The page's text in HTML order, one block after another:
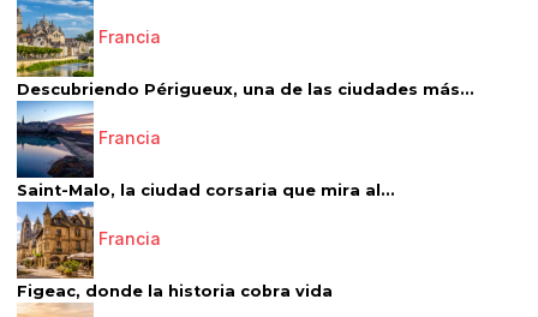
Francia
Descubriendo Périgueux, una de las ciudades más...
Francia
Saint-Malo, la ciudad corsaria que mira al...
Francia
Figeac, donde la historia cobra vida